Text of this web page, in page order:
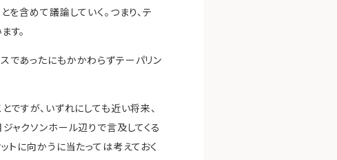
含めて議論していく。つまり、テ
す。
であったにもかかわらずテーパリン
ですが、いずれにしても近い将来、
ャクソンホール辺りで言及してくる
トに向かうに当たっては考えておく